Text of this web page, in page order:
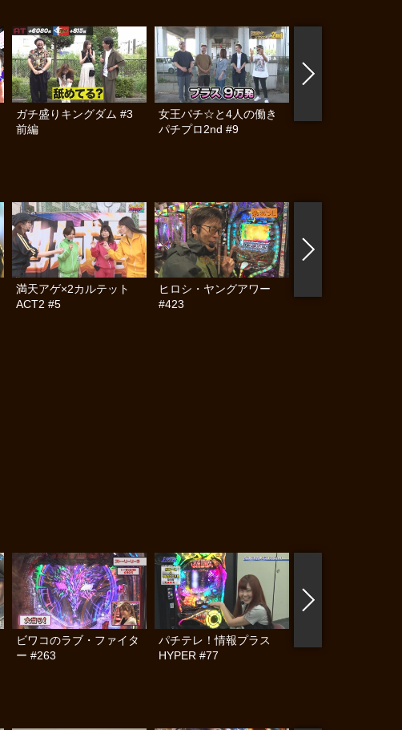
ガチ盛りキングダム #3
前編
女王パチ☆と4人の働き
パチプロ2nd #9
満天アゲ×2カルテット
ACT2 #5
ヒロシ・ヤングアワー
#423
ビワコのラブ・ファイタ
ー #263
パチテレ！情報プラス
HYPER #77